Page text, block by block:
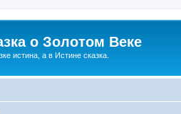
о Золотом Веке
истина, а в Истине сказка.